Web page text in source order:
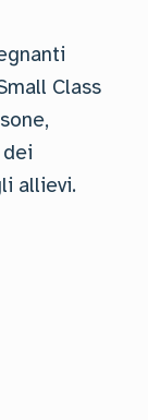
Class
allievi.